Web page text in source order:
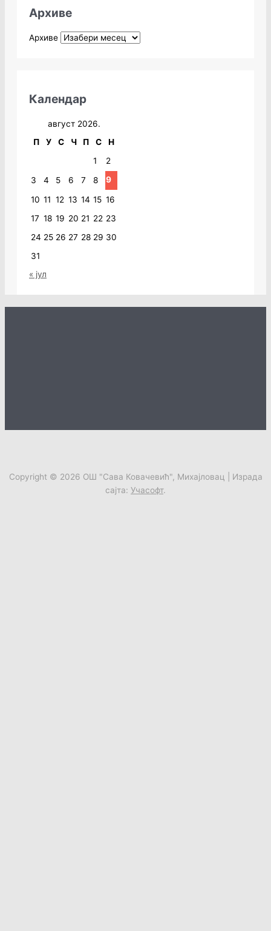
Архиве
Архиве
Календар
август 2026.
П
У С Ч П С
Н
1
2
3
4 5 6 7 8 9
10 11 12 13 14 15 16
17 18 19 20 21 22 23
24 25 26 27 28 29 30
31
« јул
Copyright © 2026 ОШ "Сава Ковачевић", Михајловац | Израда
сајта: Учасофт.